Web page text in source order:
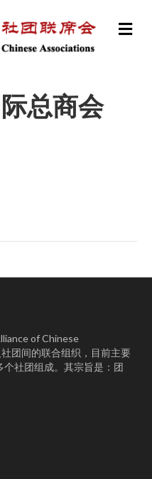
M
e
总商会
of Chinese
团间的联合组织，目前主要
社团组成。其宗旨是：团